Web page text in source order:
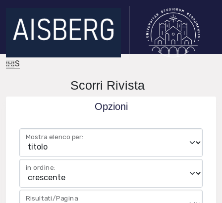
IRIS
Scorri Rivista
Opzioni
Mostra elenco per:
in ordine:
Risultati/Pagina